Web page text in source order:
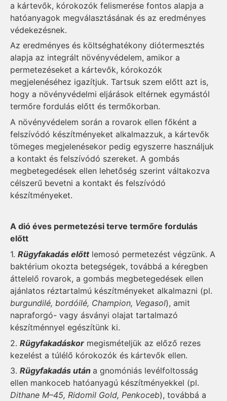
a kártevők, kórokozók felismerése fontos alapja a
hatóanyagok megválasztásának és az eredményes
védekezésnek.
Az eredményes és költséghatékony diótermesztés
alapja az integrált növényvédelem, amikor a
permetezéseket a kár­tevők, kórokozók
megjelenéséhez igazítjuk. Tartsuk szem előtt azt is,
hogy a növényvédelmi eljárások eltérnek egymástól
termőre fordulás előtt és termőkorban.
A növényvédelem során a rovarok ellen főként a
felszívódó készítményeket alkalmazzuk, a kártevők
tömeges megjelenésekor pedig egyszerre használjuk
a kontakt és felszívódó szereket. A gombás
megbetegedések ellen lehetőség szerint váltakozva
célszerű bevetni a kontakt és felszívódó
készítményeket.
A dió éves permetezési terve termőre fordulás
előtt
1. Rügyfakadás előttlemosó permetezést végzünk. A
baktérium okozta betegségek, továbbá a kéregben
áttelelő rovarok, a gombás megbetegedések ellen
ajánlatos réztartalmú készítményeket alkalmazni (pl.
burgundilé, bordóilé, Champion, Vegasol), amit
napraforgó- vagy ásványi olajat tartalmazó
készítménnyel egészítünk ki.
2. Rügyfakadáskor megismételjük az előző rezes
kezelést a túlélő kórokozók és kártevők ellen.
3. Rügyfakadás után a gnomóniás levélfoltosság
ellen mankoceb hatóanyagú készítményekkel (pl.
Dithane M–45, Ridomil Gold, Penkoceb), továbbá a